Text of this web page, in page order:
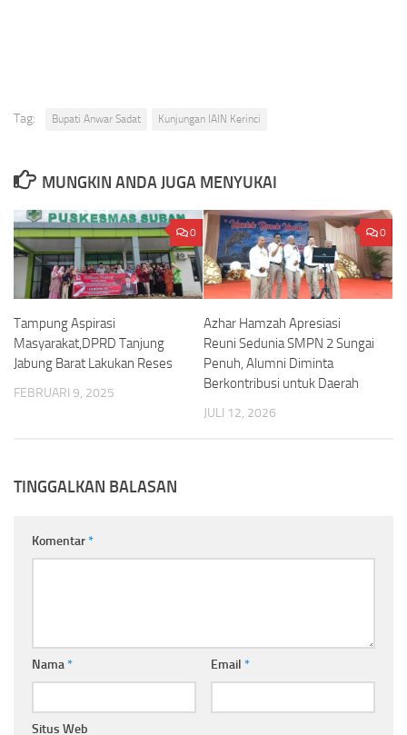
Tag: Bupati Anwar Sadat Kunjungan IAIN Kerinci
MUNGKIN ANDA JUGA MENYUKAI
0
Tampung Aspirasi
Masyarakat,DPRD Tanjung
Jabung Barat Lakukan Reses
FEBRUARI 9, 2025
0
Azhar Hamzah Apresiasi
Reuni Sedunia SMPN 2 Sungai
Penuh, Alumni Diminta
Berkontribusi untuk Daerah
JULI 12, 2026
TINGGALKAN BALASAN
Komentar*
Nama* Email *
Situs Web